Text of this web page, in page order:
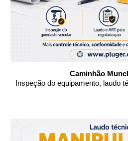
Caminhão
Inspeção do equipamento, laudo